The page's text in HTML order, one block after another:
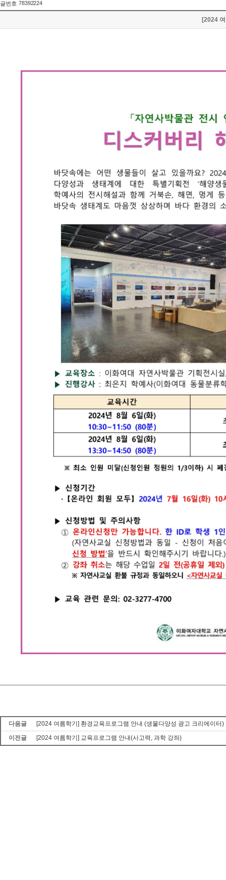
글번호 78392224
[2024
다음글
[2024 여름학기] 환경교육프로그램 안내 (생물다양성 광고 크리에이터)
이전글
[2024 여름학기] 교육프로그램 안내(사고력, 과학 강좌)